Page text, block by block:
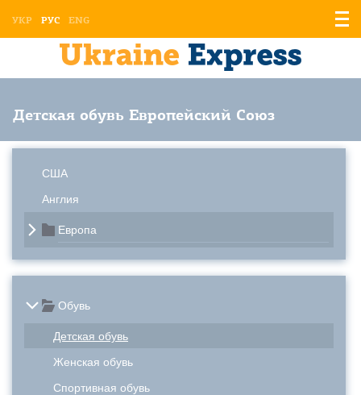
УКР РУС ENG
Детская обувь Европейский Союз
США
Англия
Европа
Обувь
Детская обувь
Женская обувь
Спортивная обувь